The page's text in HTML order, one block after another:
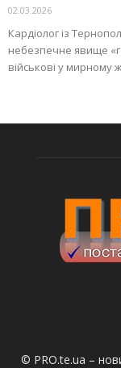
02.03.2026
Кардіолог із
небезпечне явище
військові у мирному
© PRO.te.ua –